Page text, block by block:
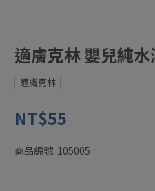
適膚克林 嬰兒純
適膚克林
NT$55
商品編號: 105005